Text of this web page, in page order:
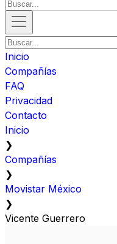
Inicio
Compañías
FAQ
Privacidad
Contacto
Inicio
❯
Compañías
❯
Movistar México
❯
Vicente Guerrero